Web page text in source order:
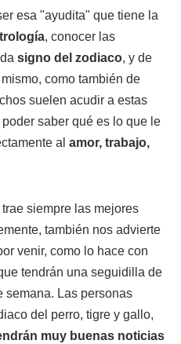
esa "ayudita" que tiene la
, conocer las
signo del zodiaco, y de
como también de
suelen acudir a estas
saber qué es lo que le
al amor, trabajo,
siempre las mejores
también nos advierte
venir, como lo hace con
tendrán una seguidilla de
semana. Las personas
del perro, tigre y gallo,
muy buenas noticias